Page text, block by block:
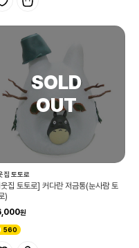
집 토토로
집 토토로] 커다란 저금통(눈사람 토
)
560